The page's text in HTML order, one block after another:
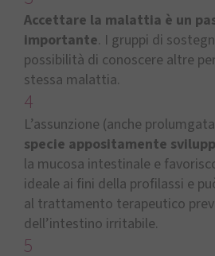
Accettare la malattia è un
importante. I gruppi di
possibilità di conoscere altre
stessa malattia.
4
L’assunzione (anche
specie appositamente
la mucosa intestinale e
ideale ai fini della profilassi e
al trattamento terapeutico
dell’intestino irritabile.
5